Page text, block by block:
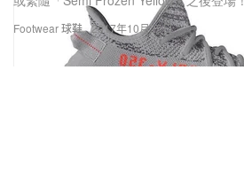
Footwear 球鞋 2017年10月25日